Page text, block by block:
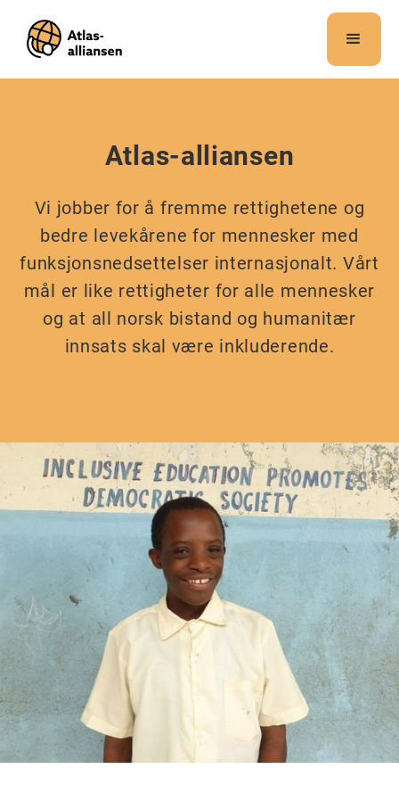
Dette
nettstedet
Atlas-alliansen
Vi jobber for å fremme rettighetene og
bedre levekårene for mennesker med
funksjonsnedsettelser internasjonalt. Vårt
mål er like rettigheter for alle mennesker
og at all norsk bistand og humanitær
innsats skal være inkluderende.